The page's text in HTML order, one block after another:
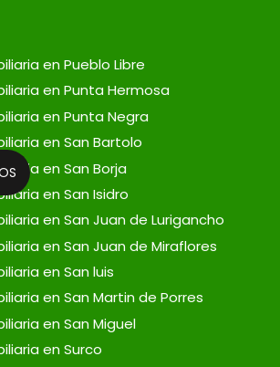
en Pueblo Libre
en Punta Hermosa
en Punta Negra
en San Bartolo
en San Borja
en San Isidro
en San Juan de Lurigancho
en San Juan de Miraflores
en San luis
en San Martin de Porres
en San Miguel
en Surco